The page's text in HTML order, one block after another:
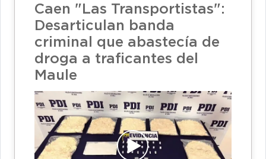
Caen "Las Transportistas":
Desarticulan banda
criminal que abastecía de
droga a traficantes del
Maule